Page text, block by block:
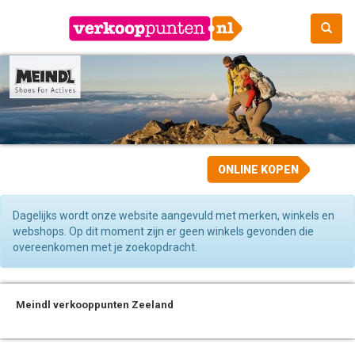
ONLINE KOPEN
Dagelijks wordt onze website aangevuld met merken, winkels en
webshops. Op dit moment zijn er geen winkels gevonden die
overeenkomen met je zoekopdracht.
Meindl verkooppunten Zeeland